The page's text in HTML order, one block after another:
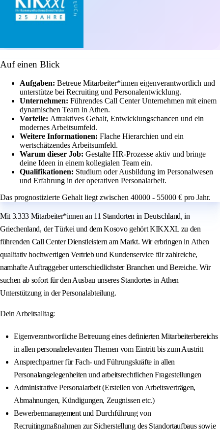
Auf einen Blick
Aufgaben: Betreue Mitarbeiter*innen eigenverantwortlich und
unterstütze bei Recruiting und Personalentwicklung.
Unternehmen: Führendes Call Center Unternehmen mit einem
dynamischen Team in Athen.
Vorteile: Attraktives Gehalt, Entwicklungschancen und ein
modernes Arbeitsumfeld.
Weitere Informationen: Flache Hierarchien und ein
wertschätzendes Arbeitsumfeld.
Warum dieser Job: Gestalte HR-Prozesse aktiv und bringe
deine Ideen in einem kollegialen Team ein.
Qualifikationen: Studium oder Ausbildung im Personalwesen
und Erfahrung in der operativen Personalarbeit.
Das prognostizierte Gehalt liegt zwischen 40000 - 55000 € pro Jahr.
Mit 3.333 Mitarbeiter*innen an 11 Standorten in Deutschland, in
Griechenland, der Türkei und dem Kosovo gehört KIKXXL zu den
führenden Call Center Dienstleistern am Markt. Wir erbringen in Athen
qualitativ hochwertigen Vertrieb und Kundenservice für zahlreiche,
namhafte Auftraggeber unterschiedlichster Branchen und Bereiche. Wir
suchen ab sofort für den Ausbau unseres Standortes in Athen
Unterstützung in der Personalabteilung.
Dein Arbeitsalltag:
Eigenverantwortliche Betreuung eines definierten Mitarbeiterbereichs
in allen personalrelevanten Themen vom Eintritt bis zum Austritt
Ansprechpartner für Fach- und Führungskräfte in allen
Personalangelegenheiten und arbeitsrechtlichen Fragestellungen
Administrative Personalarbeit (Erstellen von Arbeitsverträgen,
Abmahnungen, Kündigungen, Zeugnissen etc.)
Bewerbermanagement und Durchführung von
Recruitingmaßnahmen zur Sicherstellung des Standortaufbaus sowie